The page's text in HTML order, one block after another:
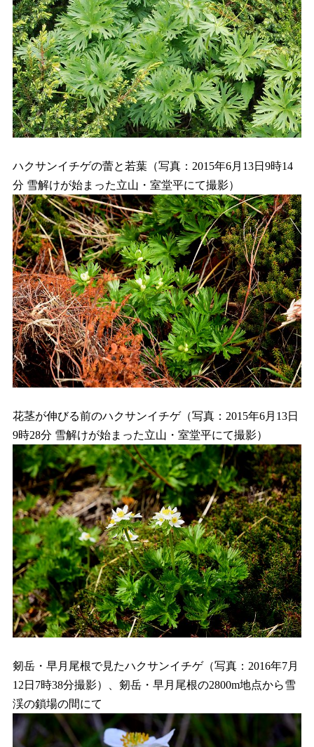
ハクサンイチゲの蕾と若葉（写真：2015年6月13日9時14
分 雪解けが始まった立山・室堂平にて撮影）
花茎が伸びる前のハクサンイチゲ（写真：2015年6月13日
9時28分 雪解けが始まった立山・室堂平にて撮影）
剱岳・早月尾根で見たハクサンイチゲ（写真：2016年7月
12日7時38分撮影）、剱岳・早月尾根の2800m地点から雪
渓の鎖場の間にて